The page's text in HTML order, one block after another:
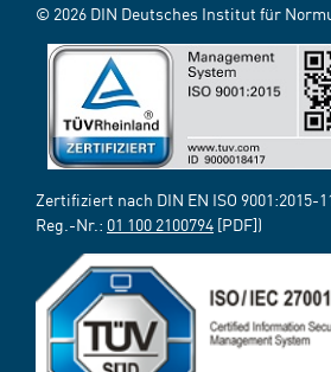
© 2026 DIN Deutsches Institut für
Zertifiziert nach DIN EN ISO 9001:2015-
Reg.-Nr.: 01 100 2100794 [PDF])